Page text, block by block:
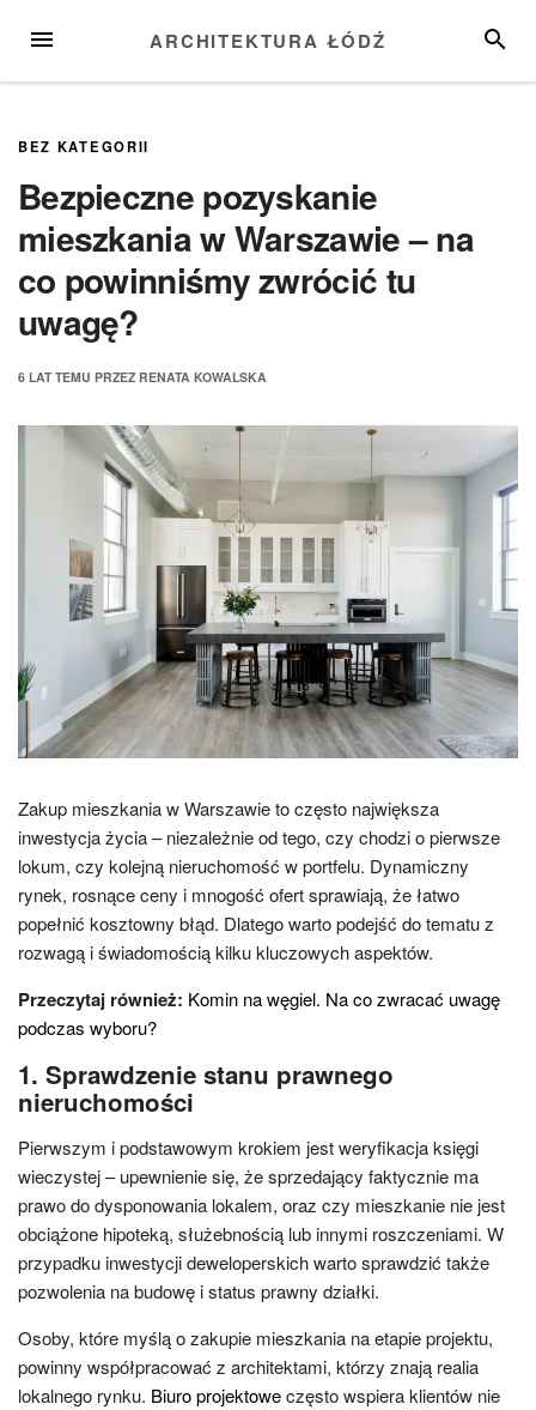
MENU ARCHITEKTURA ŁÓDŹ
BEZ KATEGORII
Bezpieczne pozyskanie
mieszkania w Warszawie – na
co powinniśmy zwrócić tu
uwagę?
6 LATTEMU PRZEZ RENATA KOWALSKA
Zakup mieszkania w Warszawie to często największa
inwestycja życia – niezależnie od tego, czy chodzi o pierwsze
lokum, czy kolejną nieruchomość w portfelu. Dynamiczny
rynek, rosnące ceny i mnogość ofert sprawiają, że łatwo
popełnić kosztowny błąd. Dlatego warto podejść do tematu z
rozwagą i świadomością kilku kluczowych aspektów.
Przeczytaj również: Komin na węgiel. Na co zwracać uwagę
podczas wyboru?
1. Sprawdzenie stanu prawnego
nieruchomości
Pierwszym i podstawowym krokiem jest weryfikacja księgi
wieczystej – upewnienie się, że sprzedający faktycznie ma
prawo do dysponowania lokalem, oraz czy mieszkanie nie jest
obciążone hipoteką, służebnością lub innymi roszczeniami. W
przypadku inwestycji deweloperskich warto sprawdzić także
pozwolenia na budowę i status prawny działki.
Osoby, które myślą o zakupie mieszkania na etapie projektu,
powinny współpracować z architektami, którzy znają realia
lokalnego rynku. Biuro projektoweczęsto wspiera klientów nie